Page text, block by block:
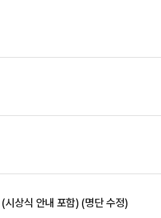
상식 안내 포함) (명단 수정)